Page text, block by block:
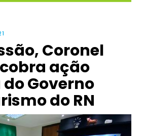
Coronel
ação
Governo
do RN